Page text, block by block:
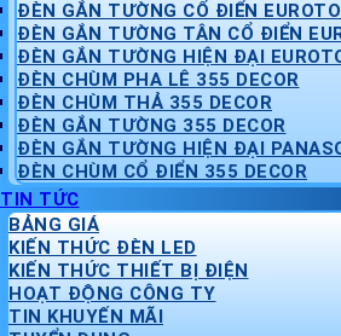
ĐÈN GẮN TƯỜNG CỔ ĐIỂN EUROTO
ĐÈN GẮN TƯỜNG TÂN CỔ ĐIỂN
ĐÈN GẮN TƯỜNG HIỆN ĐẠI
ĐÈN CHÙM PHA LÊ 355 DECOR
ĐÈN CHÙM THẢ 355 DECOR
ĐÈN GẮN TƯỜNG 355 DECOR
ĐÈN GẮN TƯỜNG HIỆN ĐẠI
ĐÈN CHÙM CỔ ĐIỂN 355 DECOR
TIN TỨC
BẢNG GIÁ
KIẾN THỨC ĐÈN LED
KIẾN THỨC THIẾT BỊ ĐIỆN
HOẠT ĐỘNG CÔNG TY
TIN KHUYẾN MÃI